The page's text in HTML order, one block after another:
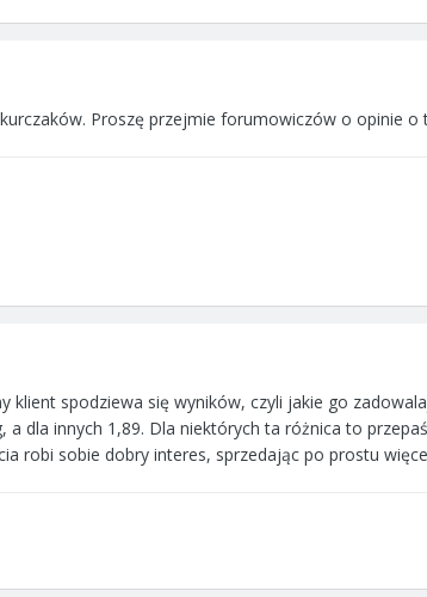
Proszę przejmie forumowiczów o opinie o
spodziewa się wyników, czyli jakie go
dla innych 1,89. Dla niektórych ta różnica to
robi sobie dobry interes, sprzedając po prostu